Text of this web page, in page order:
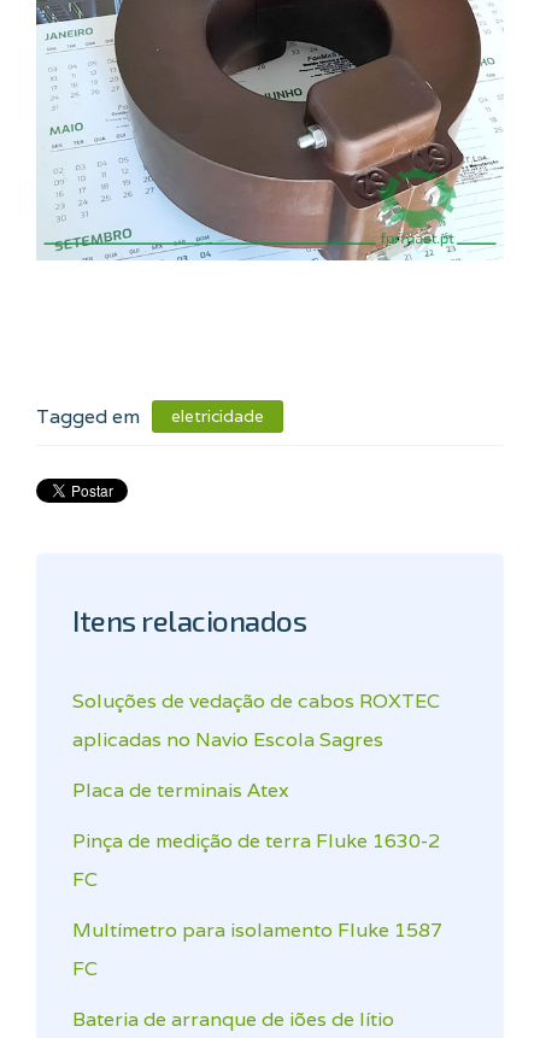
Tagged em eletricidade
Itens relacionados
Soluções de vedação de cabos ROXTEC
aplicadas no Navio Escola Sagres
Placa de terminais Atex
Pinça de medição de terra Fluke 1630-2
FC
Multímetro para isolamento Fluke 1587
FC
Bateria de arranque de iões de lítio